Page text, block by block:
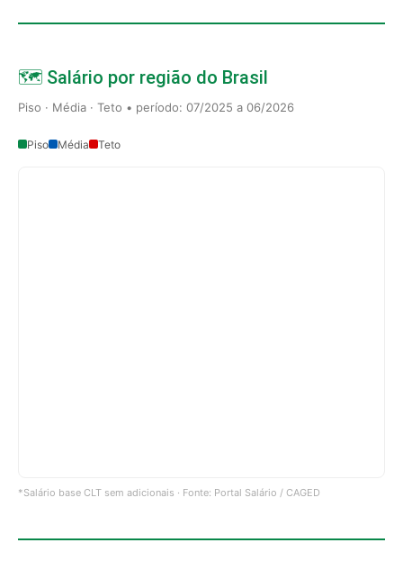
🗺️ Salário por região do Brasil
Piso · Média · Teto • período: 07/2025 a 06/2026
Piso Média Teto
*Salário base CLT sem adicionais · Fonte: Portal Salário / CAGED